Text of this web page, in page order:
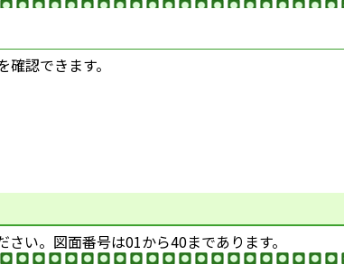
認できます。
い。図面番号は01から40まであります。